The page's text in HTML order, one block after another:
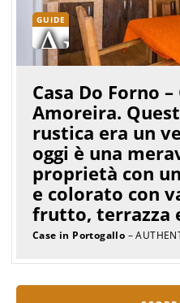
GUIDE
Casa Do Forno
Amoreira.
rustica era un
oggi è una
proprietà con
e colorato con
frutto, terrazza
Case in Portogallo –